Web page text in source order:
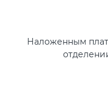
Наложенным